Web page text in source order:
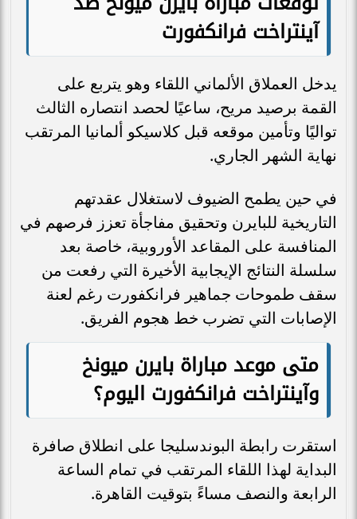
آينتراخت فرانكفورت
يدخل العملاق الألماني اللقاء وهو يتربع على
القمة برصيد مريح، ساعيًا لحصد انتصاره الثالث
تواليًا وتأمين موقعه قبل كلاسيكو ألمانيا المرتقب
نهاية الشهر الجاري.
في حين يطمح الضيوف لاستغلال عقدتهم
التاريخية للبايرن وتحقيق مفاجأة تعزز فرصهم في
المنافسة على المقاعد الأوروبية، خاصة بعد
سلسلة النتائج الإيجابية الأخيرة التي رفعت من
سقف طموحات جماهير فرانكفورت رغم لعنة
الإصابات التي تضرب خط هجوم الفريق.
متى موعد مباراة بايرن ميونخ
وآينتراخت فرانكفورت اليوم؟
استقرت رابطة البوندسليجا على انطلاق صافرة
البداية لهذا اللقاء المرتقب في تمام الساعة
الرابعة والنصف مساءً بتوقيت القاهرة.